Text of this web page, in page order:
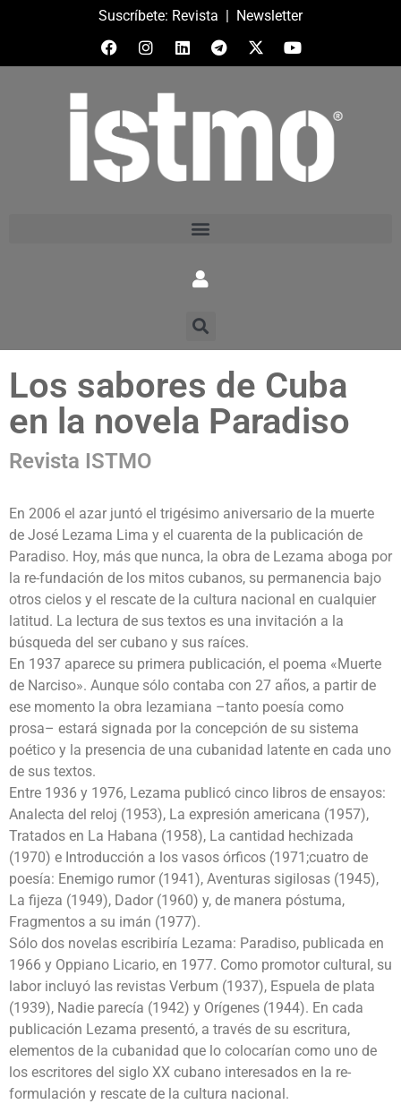
Suscríbete: Revista | Newsletter
Los sabores de Cuba
en la novela Paradiso
Revista ISTMO
En 2006 el azar juntó el trigésimo aniversario de la muerte
de José Lezama Lima y el cuarenta de la publicación de
Paradiso. Hoy, más que nunca, la obra de Lezama aboga por
la re-fundación de los mitos cubanos, su permanencia bajo
otros cielos y el rescate de la cultura nacional en cualquier
latitud. La lectura de sus textos es una invitación a la
búsqueda del ser cubano y sus raíces.
En 1937 aparece su primera publicación, el poema «Muerte
de Narciso». Aunque sólo contaba con 27 años, a partir de
ese momento la obra lezamiana –tanto poesía como
prosa– estará signada por la concepción de su sistema
poético y la presencia de una cubanidad latente en cada uno
de sus textos.
Entre 1936 y 1976, Lezama publicó cinco libros de ensayos:
Analecta del reloj (1953), La expresión americana (1957),
Tratados en La Habana (1958), La cantidad hechizada
(1970) e Introducción a los vasos órficos (1971;cuatro de
poesía: Enemigo rumor (1941), Aventuras sigilosas (1945),
La fijeza (1949), Dador (1960) y, de manera póstuma,
Fragmentos a su imán (1977).
Sólo dos novelas escribiría Lezama: Paradiso, publicada en
1966 y Oppiano Licario, en 1977. Como promotor cultural, su
labor incluyó las revistas Verbum (1937), Espuela de plata
(1939), Nadie parecía (1942) y Orígenes (1944). En cada
publicación Lezama presentó, a través de su escritura,
elementos de la cubanidad que lo colocarían como uno de
los escritores del siglo XX cubano interesados en la re-
formulación y rescate de la cultura nacional.